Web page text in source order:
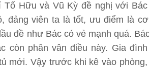
Tố Hữu và Vũ Kỳ đề nghị với
đảng viên ta là tốt, ưu điểm là
đề như Bác có vẻ mạnh quá.
còn phân vân điều này. Gia
mới. Vậy trước khi kê vào